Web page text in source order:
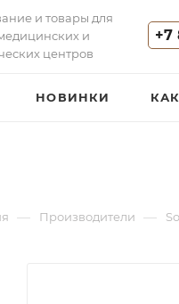
и товары для
и
центров
+7
НОВИНКИ
— Производители —